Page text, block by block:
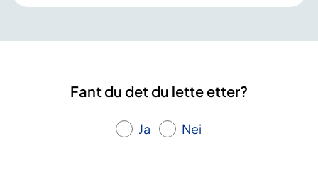
Fant du det du lette etter?
Ja Nei